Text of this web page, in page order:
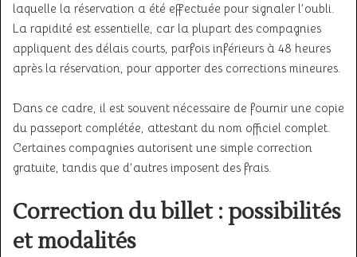
laquelle la réservation a été effectuée pour signaler l’oubli.
La rapidité est essentielle, car la plupart des compagnies
appliquent des délais courts, parfois inférieurs à 48 heures
après la réservation, pour apporter des corrections mineures.
Dans ce cadre, il est souvent nécessaire de fournir une copie
du passeport complétée, attestant du nom officiel complet.
Certaines compagnies autorisent une simple correction
gratuite, tandis que d’autres imposent des frais.
Correction du billet : possibilités
et modalités